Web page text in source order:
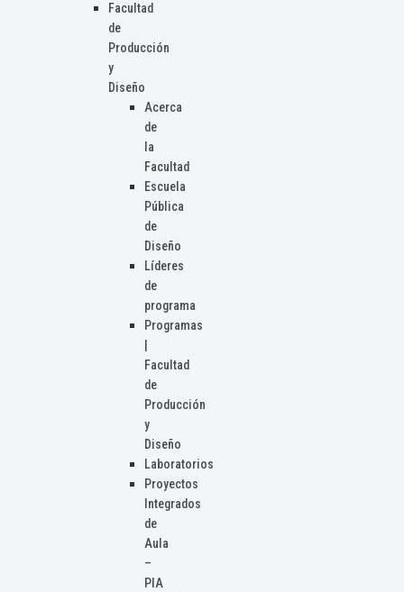
Facultad
de
Producción
y
Diseño
Acerca
de
la
Facultad
Escuela
Pública
de
Diseño
Líderes
de
programa
Programas
Facultad
de
Producción
y
Diseño
Laboratorios
Proyectos
Integrados
de
Aula
–
PIA